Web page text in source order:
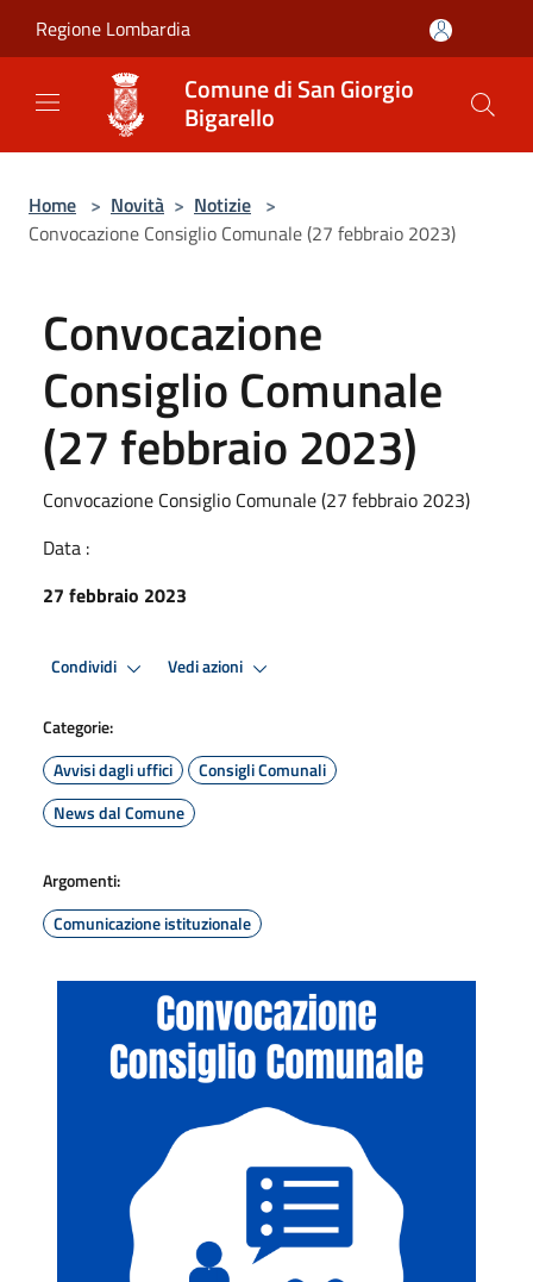
Regione Lombardia
Comune di San Giorgio
Bigarello
Home > Novità > Notizie >
Convocazione Consiglio Comunale (27 febbraio 2023)
Convocazione
Consiglio Comunale
(27 febbraio 2023)
Convocazione Consiglio Comunale (27 febbraio 2023)
Data :
27 febbraio 2023
Condividi Vedi azioni
Categorie:
Avvisi dagli uffici
Consigli Comunali
News dal Comune
Argomenti:
Comunicazione istituzionale